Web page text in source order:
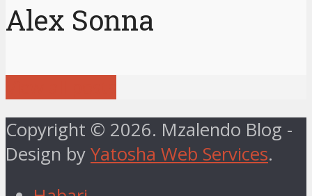
Alex Sonna
Copyright © 2026. Mzalendo Blog -
Design by Yatosha Web Services.